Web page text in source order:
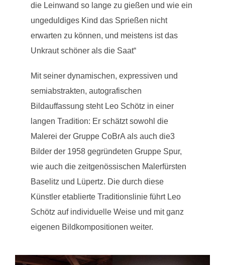
die Leinwand so lange zu gießen und wie ein
ungeduldiges Kind das Sprießen nicht
erwarten zu können, und meistens ist das
Unkraut schöner als die Saat“
Mit seiner dynamischen, expressiven und
semiabstrakten, autografischen
Bildauffassung steht Leo Schötz in einer
langen Tradition: Er schätzt sowohl die
Malerei der Gruppe CoBrA als auch die3
Bilder der 1958 gegründeten Gruppe Spur,
wie auch die zeitgenössischen Malerfürsten
Baselitz und Lüpertz. Die durch diese
Künstler etablierte Traditionslinie führt Leo
Schötz auf individuelle Weise und mit ganz
eigenen Bildkompositionen weiter.